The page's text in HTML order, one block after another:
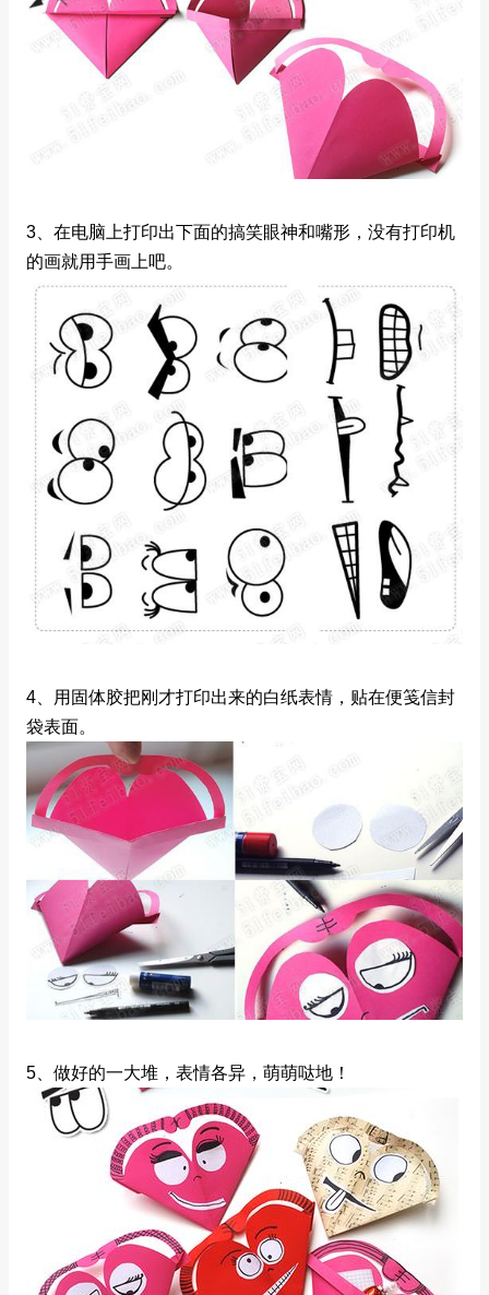
3、在电脑上打印出下面的搞笑眼神和嘴形，没有打印机
的画就用手画上吧。
4、用固体胶把刚才打印出来的白纸表情，贴在便笺信封
袋表面。
5、做好的一大堆，表情各异，萌萌哒地！